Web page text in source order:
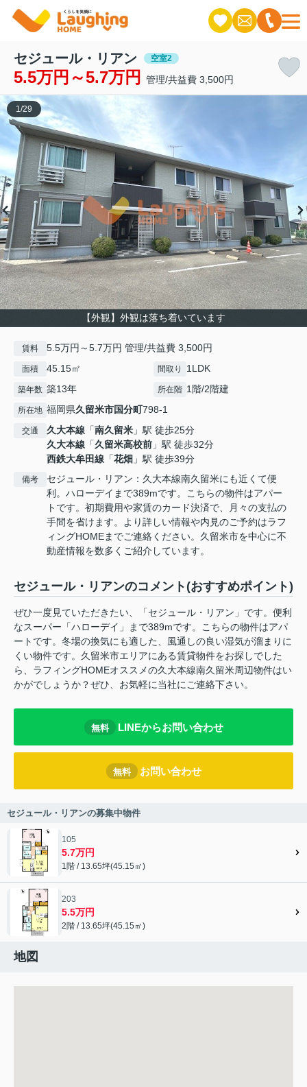
セジュール・リアン 空室2
5.5万円～5.7万円 管理/共益費 3,500円
【外観】外観は落ち着いています
1 /29
賃料 5.5万円～5.7万円 管理/共益費 3,500円
面積 45.15㎡ 間取り 1LDK
築年数 築13年 所在階 1階/2階建
所在地 福岡県久留米市国分町798-1
交通 久大本線 「南久留米 」駅 徒歩25分
久大本線 「久留米高校前 」駅 徒歩32分
西鉄大牟田線 「花畑 」駅 徒歩39分
備考
セジュール・リアン：久大本線南久留米にも近くて便
利。ハローデイまで389mです。こちらの物件はアパー
トです。初期費用や家賃のカード決済で、月々の支払の
手間を省けます。より詳しい情報や内見のご予約はラフ
ィングHOMEまでご連絡ください。久留米市を中心に不
動産情報を数多くご紹介しています。
セジュール・リアンのコメント(おすすめポイント)
ぜひ一度見ていただきたい、「セジュール・リアン」です。便利
なスーパー「ハローデイ」まで389mです。こちらの物件はアパ
ートです。冬場の換気にも適した、風通しの良い湿気が溜まりに
くい物件です。久留米市エリアにある賃貸物件をお探しでした
ら、ラフィングHOMEオススメの久大本線南久留米周辺物件はい
かがでしょうか？ぜひ、お気軽に当社にご連絡下さい。
無料 LINEからお問い合わせ
無料 お問い合わせ
セジュール・リアンの募集中物件
105
5.7万円
1階 / 13.65坪(45.15㎡)
203
5.5万円
2階 / 13.65坪(45.15㎡)
地図